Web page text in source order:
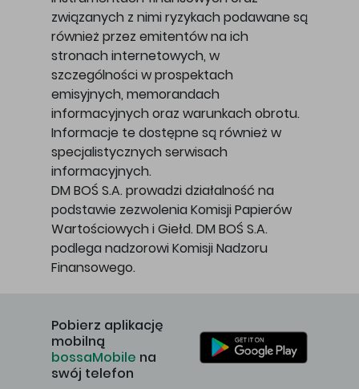
związanych z nimi ryzykach podawane są
również przez emitentów na ich
stronach internetowych, w
szczególności w prospektach
emisyjnych, memorandach
informacyjnych oraz warunkach obrotu.
Informacje te dostępne są również w
specjalistycznych serwisach
informacyjnych.
DM BOŚ S.A. prowadzi działalność na
podstawie zezwolenia Komisji Papierów
Wartościowych i Giełd. DM BOŚ S.A.
podlega nadzorowi Komisji Nadzoru
Finansowego.
Pobierz aplikację
mobilną
bossaMobile na
swój telefon